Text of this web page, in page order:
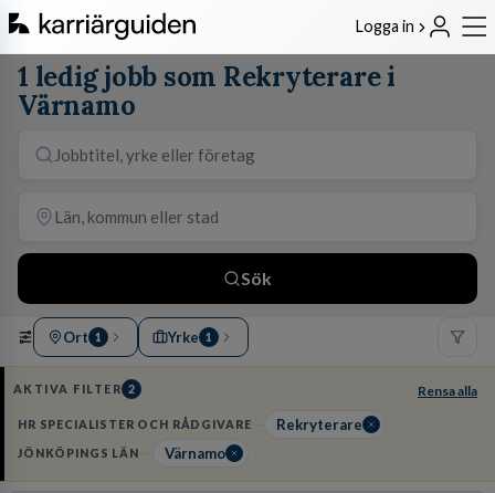
Logga in
1 ledig jobb som Rekryterare i
Värnamo
Sök
Ort 1 Yrke 1
AKTIVA FILTER 2 Rensa alla
HR SPECIALISTER OCH RÅDGIVARE Rekryterare
JÖNKÖPINGS LÄN Värnamo